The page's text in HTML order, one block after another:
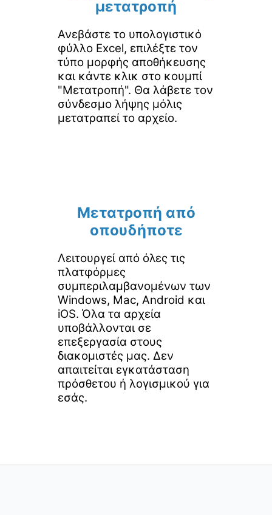
μετατροπή
Ανεβάστε το υπολογιστικό
φύλλο Excel, επιλέξτε τον
τύπο μορφής αποθήκευσης
και κάντε κλικ στο κουμπί
"Μετατροπή". Θα λάβετε τον
σύνδεσμο λήψης μόλις
μετατραπεί το αρχείο.
Μετατροπή από
οπουδήποτε
Λειτουργεί από όλες τις
πλατφόρμες
συμπεριλαμβανομένων των
Windows, Mac, Android και
iOS. Όλα τα αρχεία
υποβάλλονται σε
επεξεργασία στους
διακομιστές μας. Δεν
απαιτείται εγκατάσταση
πρόσθετου ή λογισμικού για
εσάς.